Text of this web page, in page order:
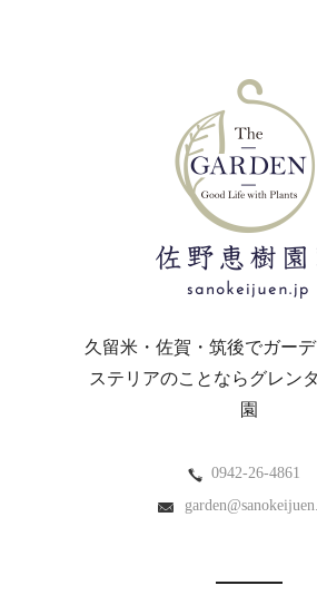
久留米・佐賀・筑後でガー
ステリアのことならグレン
園
0942-26-4861